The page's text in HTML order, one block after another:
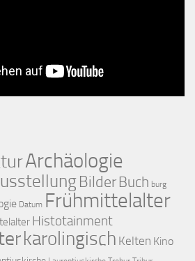
Archäologie
Bilder Buch burg
Datum Frühmittelalter
Histotainment
karolingisch Kelten Kino